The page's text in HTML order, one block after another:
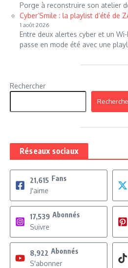
Porge à reconstruire son atelier
Cyber’Smile : la playlist d’été de
1 août 2026
Entre deux alertes cyber et un
passe en mode été avec une
Rechercher
Réseaux sociaux
21,615 Fans
J'aime
17,539 Abonnés
Suivre
8,922 Abonnés
S'abonner